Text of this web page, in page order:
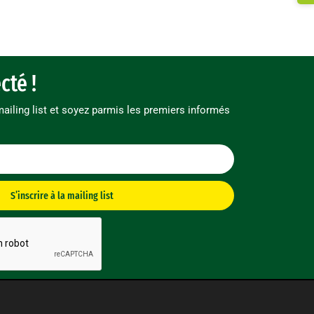
!
list et soyez parmis les premiers informés